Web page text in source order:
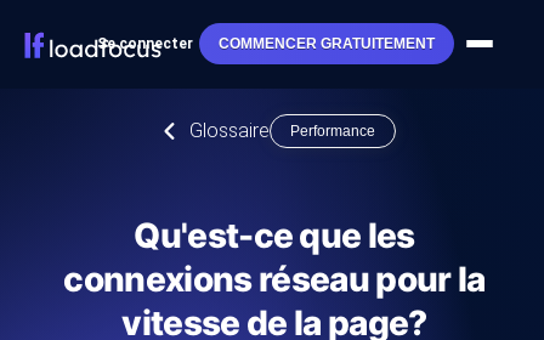
Se connecter COMMENCER GRATUITEMENT
Glossaire Performance
Qu'est-ce que les
connexions réseau pour la
vitesse de la page?